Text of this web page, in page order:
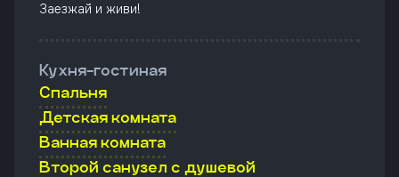
Заезжай и живи!
Кухня-гостиная
Спальня
Детская комната
Ванная комната
Второй санузел с душевой